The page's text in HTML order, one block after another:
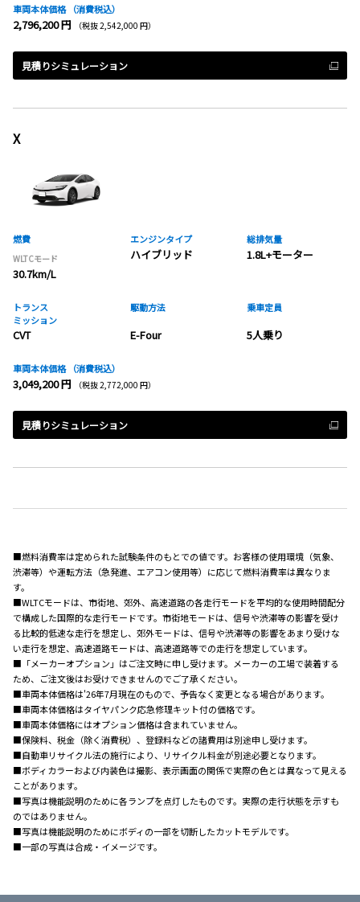
車両本体価格 （消費税込）
2,796,200 円 （税抜 2,542,000 円）
見積りシミュレーション
X
燃費
WLTCモード
30.7km/L
エンジンタイプ
ハイブリッド
総排気量
1.8L+モーター
トランス
ミッション
CVT
駆動方法
E-Four
乗車定員
5人乗り
車両本体価格 （消費税込）
3,049,200 円 （税抜 2,772,000 円）
見積りシミュレーション
■燃料消費率は定められた試験条件のもとでの値です。お客様の使用環境（気象、
渋滞等）や運転方法（急発進、エアコン使用等）に応じて燃料消費率は異なりま
す。
■WLTCモードは、市街地、郊外、高速道路の各走行モードを平均的な使用時間配分
で構成した国際的な走行モードです。市街地モードは、信号や渋滞等の影響を受け
る比較的低速な走行を想定し、郊外モードは、信号や渋滞等の影響をあまり受けな
い走行を想定、高速道路モードは、高速道路等での走行を想定しています。
■「メーカーオプション」はご注文時に申し受けます。メーカーの工場で装着する
ため、ご注文後はお受けできませんのでご了承ください。
■車両本体価格は'26年7月現在のもので、予告なく変更となる場合があります。
■車両本体価格はタイヤパンク応急修理キット付の価格です。
■車両本体価格にはオプション価格は含まれていません。
■保険料、税金（除く消費税）、登録料などの諸費用は別途申し受けます。
■自動車リサイクル法の施行により、リサイクル料金が別途必要となります。
■ボディカラーおよび内装色は撮影、表示画面の関係で実際の色とは異なって見える
ことがあります。
■写真は機能説明のために各ランプを点灯したものです。実際の走行状態を示すも
のではありません。
■写真は機能説明のためにボディの一部を切断したカットモデルです。
■一部の写真は合成・イメージです。